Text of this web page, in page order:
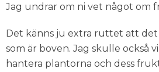
Jag undrar om ni vet något om
Det känns ju extra ruttet att det
som är boven. Jag skulle också
hantera plantorna och dess